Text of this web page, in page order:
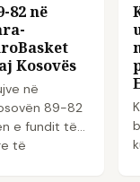
82 në
Kosovës
në
89-82
e fundit të
të